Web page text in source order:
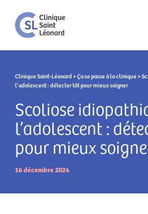
Clinique Saint-Léonard >Ça se passe à la clinique>
l’adolescent : détecter tôt pour mieux soigner
Scoliose
l’adolescent :
pour mieux
16 décembre 2024